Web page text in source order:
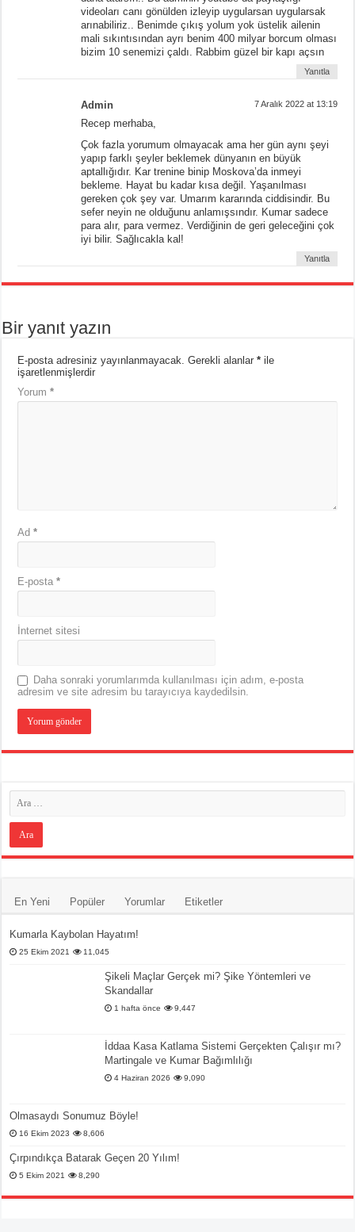
videoları canı gönülden izleyip uygularsan uygularsak
arınabiliriz.. Benimde çıkış yolum yok üstelik ailenin
mali sıkıntısından ayrı benim 400 milyar borcum olması
bizim 10 senemizi çaldı. Rabbim güzel bir kapı açsın
Yanıtla
Admin 7 Aralık 2022 at 13:19
Recep merhaba,
Çok fazla yorumum olmayacak ama her gün aynı şeyi
yapıp farklı şeyler beklemek dünyanın en büyük
aptallığıdır. Kar trenine binip Moskova’da inmeyi
bekleme. Hayat bu kadar kısa değil. Yaşanılması
gereken çok şey var. Umarım kararında ciddisindir. Bu
sefer neyin ne olduğunu anlamışsındır. Kumar sadece
para alır, para vermez. Verdiğinin de geri geleceğini çok
iyi bilir. Sağlıcakla kal!
Yanıtla
Bir yanıt yazın
E-posta adresiniz yayınlanmayacak. Gerekli alanlar* ile
işaretlenmişlerdir
Yorum*
Ad*
E-posta*
İnternet sitesi
Daha sonraki yorumlarımda kullanılması için adım, e-posta
adresim ve site adresim bu tarayıcıya kaydedilsin.
En Yeni Popüler Yorumlar Etiketler
Kumarla Kaybolan Hayatım!
25 Ekim 2021 11,045
Şikeli Maçlar Gerçek mi? Şike Yöntemleri ve
Skandallar
1 hafta önce 9,447
İddaa Kasa Katlama Sistemi Gerçekten Çalışır mı?
Martingale ve Kumar Bağımlılığı
4 Haziran 2026 9,090
Olmasaydı Sonumuz Böyle!
16 Ekim 2023 8,606
Çırpındıkça Batarak Geçen 20 Yılım!
5 Ekim 2021 8,290